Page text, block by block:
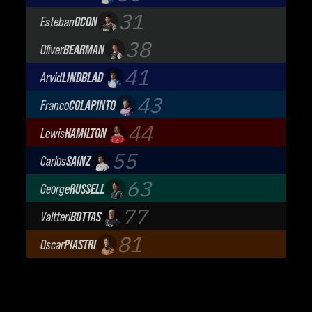
Visa Cash App Racing Bulls
EstebanOCON 31
TGR Haas F1 Team
OliverBEARMAN 38
TGR Haas F1 Team
ArvidLINDBLAD 41
Visa Cash App Racing Bulls
FrancoCOLAPINTO 43
BWT Alpine Formula One Team
LewisHAMILTON 44
Scuderia Ferrari
CarlosSAINZ 55
Atlassian Williams F1 Team
GeorgeRUSSELL 63
Mercedes-AMG Petronas F1 Team
ValtteriBOTTAS 77
Cadillac Formula 1 Team
OscarPIASTRI 81